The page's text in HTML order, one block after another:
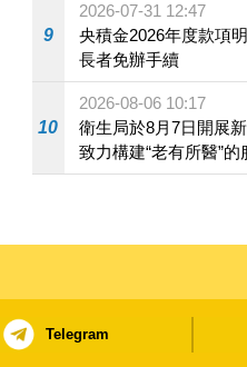
9
2026-07-31 12:47
央積金2026年度款項明起接
長者免辦手續
10
2026-08-06 10:17
衛生局於8月7日開展
致力構建“老有所醫”的
Telegram